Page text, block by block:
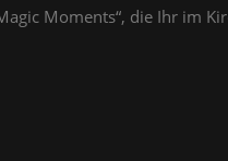
Moments“, die Ihr im